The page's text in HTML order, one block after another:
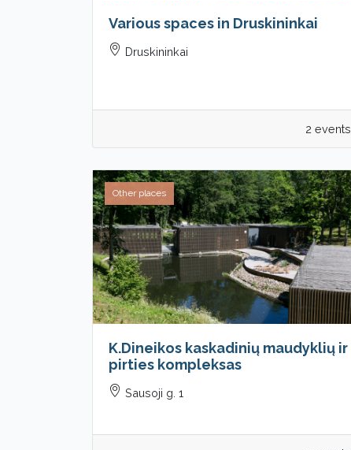
Various spaces in Druskininkai
Druskininkai
2 events
Other places
K.Dineikos kaskadinių maudyklių ir
pirties kompleksas
Sausoji g. 1